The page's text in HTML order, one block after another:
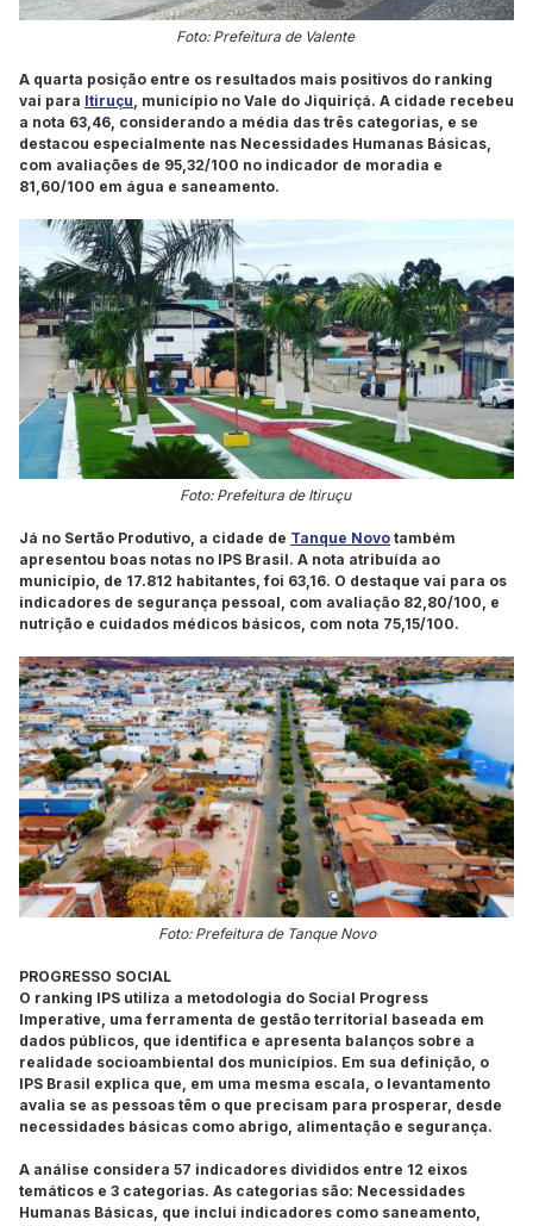
Foto: Prefeitura de Valente
A quarta posição entre os resultados mais positivos do ranking
vai para Itiruçu , município no Vale do Jiquiriçá. A cidade recebeu
a nota 63,46, considerando a média das três categorias, e se
destacou especialmente nas Necessidades Humanas Básicas,
com avaliações de 95,32/100 no indicador de moradia e
81,60/100 em água e saneamento.
Foto: Prefeitura de Itiruçu
Já no Sertão Produtivo, a cidade de Tanque Novo também
apresentou boas notas no IPS Brasil. A nota atribuída ao
município, de 17.812 habitantes, foi 63,16. O destaque vai para os
indicadores de segurança pessoal, com avaliação 82,80/100, e
nutrição e cuidados médicos básicos, com nota 75,15/100.
Foto: Prefeitura de Tanque Novo
PROGRESSO SOCIAL
O ranking IPS utiliza a metodologia do Social Progress
Imperative, uma ferramenta de gestão territorial baseada em
dados públicos, que identifica e apresenta balanços sobre a
realidade socioambiental dos municípios. Em sua definição, o
IPS Brasil explica que, em uma mesma escala, o levantamento
avalia se as pessoas têm o que precisam para prosperar, desde
necessidades básicas como abrigo, alimentação e segurança.
A análise considera 57 indicadores divididos entre 12 eixos
temáticos e 3 categorias. As categorias são: Necessidades
Humanas Básicas, que inclui indicadores como saneamento,